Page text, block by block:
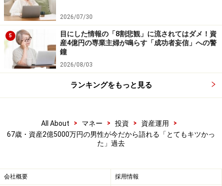
【編集部からのお知らせ】
・「家計」について、アンケート（2026/8/31まで）
中です！
※抽選で20名にAmazonギフト券1000円分プレゼント
※謝礼付きの限定アンケートやモニター企画に参加が可能に
なります
2026/07/30
5
目にした情報の「8割悲観」に流されてはダメ！資
産4億円の専業主婦が鳴らす「成功者妄信」への警
鐘
2026/08/03
ランキングをもっと見る
All About > マネー > 投資 > 資産運用
>
67歳・資産2億5000万円の男性が今だから語れる「とてもキツかっ
た」過去
会社概要 採用情報